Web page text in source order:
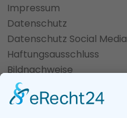
Impressum
Datenschutz
Datenschutz Social Media
Haftungsausschluss
Bildnachweise
Cookie-Einstellungen